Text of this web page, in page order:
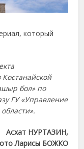
который
бол» по
ГУ «Управление
Асхат НУРТАЗИН,
Ларисы БОЖКО